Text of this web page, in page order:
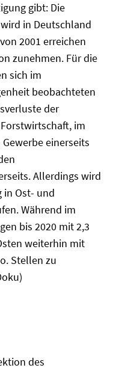
gibt: Die
in Deutschland
2001 erreichen
zunehmen. Für die
sich im
beobachteten
der
im
einerseits
Allerdings wird
in Ost- und
Während im
bis 2020 mit 2,3
weiterhin mit
Stellen zu
des